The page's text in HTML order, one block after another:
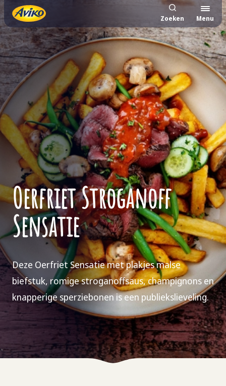
Zoeken Menu
Oerfriet Stroganoff
Sensatie
Deze Oerfriet Sensatie met plakjes malse
biefstuk, romige stroganoffsaus, champignons en
knapperige sperziebonen is een publiekslieveling.